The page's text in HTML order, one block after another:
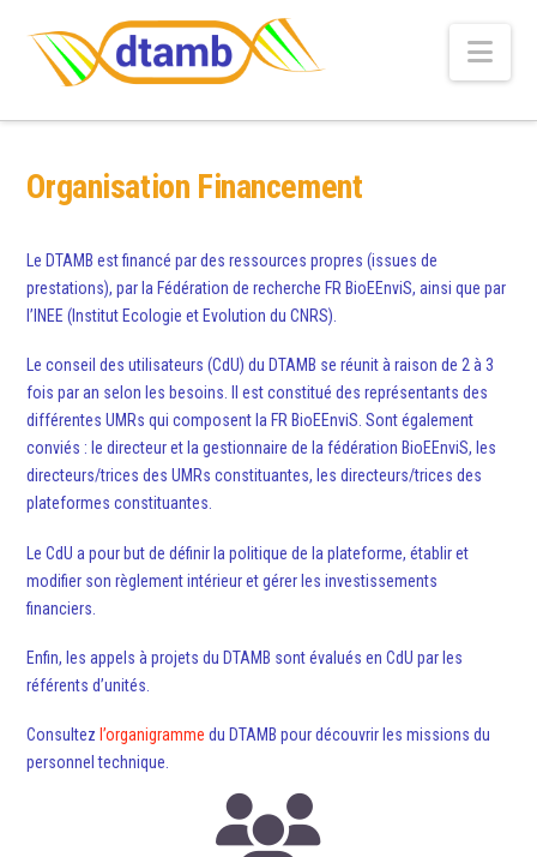
Organisation Financement
Le DTAMB est financé par des ressources propres (issues de
prestations), par la Fédération de recherche FR BioEEnviS, ainsi que par
l’INEE (Institut Ecologie et Evolution du CNRS).
Le conseil des utilisateurs (CdU) du DTAMB se réunit à raison de 2 à 3
fois par an selon les besoins. Il est constitué des représentants des
différentes UMRs qui composent la FR BioEEnviS. Sont également
conviés : le directeur et la gestionnaire de la fédération BioEEnviS, les
directeurs/trices des UMRs constituantes, les directeurs/trices des
plateformes constituantes.
Le CdU a pour but de définir la politique de la plateforme, établir et
modifier son règlement intérieur et gérer les investissements
financiers.
Enfin, les appels à projets du DTAMB sont évalués en CdU par les
référents d’unités.
Consultez l’organigramme du DTAMB pour découvrir les missions du
personnel technique.